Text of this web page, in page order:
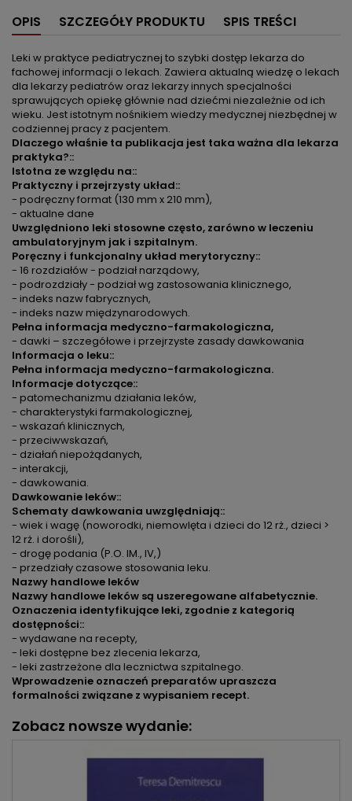
OPIS SZCZEGÓŁY PRODUKTU SPIS TREŚCI
Leki w praktyce pediatrycznej to szybki dostęp lekarza do
fachowej informacji o lekach. Zawiera aktualną wiedzę o lekach
dla lekarzy pediatrów oraz lekarzy innych specjalności
sprawujących opiekę głównie nad dziećmi niezależnie od ich
wieku. Jest istotnym nośnikiem wiedzy medycznej niezbędnej w
codziennej pracy z pacjentem.
Dlaczego właśnie ta publikacja jest taka ważna dla lekarza
praktyka?::
Istotna ze względu na::
Praktyczny i przejrzysty układ::
- podręczny format (130 mm x 210 mm),
- aktualne dane
Uwzględniono leki stosowne często, zarówno w leczeniu
ambulatoryjnym jak i szpitalnym.
Poręczny i funkcjonalny układ merytoryczny::
- 16 rozdziałów - podział narządowy,
- podrozdziały - podział wg zastosowania klinicznego,
- indeks nazw fabrycznych,
- indeks nazw międzynarodowych.
Pełna informacja medyczno-farmakologiczna,
- dawki – szczegółowe i przejrzyste zasady dawkowania
Informacja o leku::
Pełna informacja medyczno-farmakologiczna.
Informacje dotyczące::
- patomechanizmu działania leków,
- charakterystyki farmakologicznej,
- wskazań klinicznych,
- przeciwwskazań,
- działań niepożądanych,
- interakcji,
- dawkowania.
Dawkowanie leków::
Schematy dawkowania uwzględniają::
- wiek i wagę (noworodki, niemowlęta i dzieci do 12 rż., dzieci >
12 rż. i dorośli),
- drogę podania (P.O. IM., IV,)
- przedziały czasowe stosowania leku.
Nazwy handlowe leków
Nazwy handlowe leków są uszeregowane alfabetycznie.
Oznaczenia identyfikujące leki, zgodnie z kategorią
dostępności::
- wydawane na recepty,
- leki dostępne bez zlecenia lekarza,
- leki zastrzeżone dla lecznictwa szpitalnego.
Wprowadzenie oznaczeń preparatów upraszcza
formalności związane z wypisaniem recept.
Zobacz nowsze wydanie: